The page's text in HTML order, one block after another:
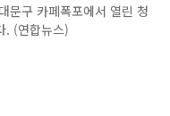
문구 카페폭포에서 열린 청
. (연합뉴스)